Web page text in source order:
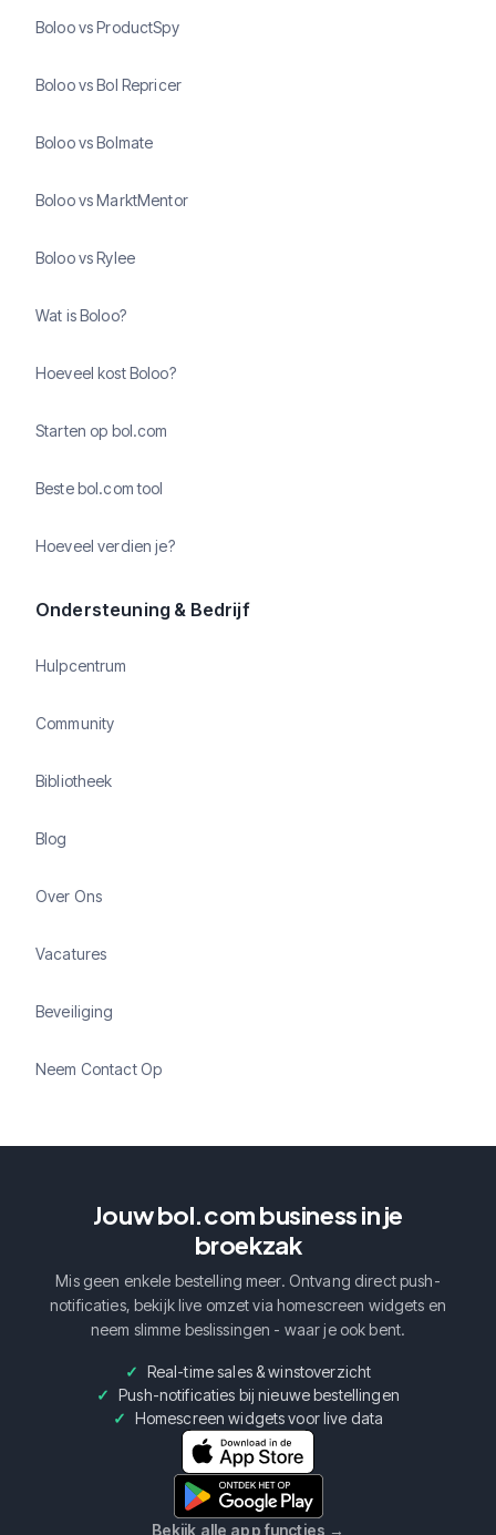
Boloo vs ProductSpy
Boloo vs Bol Repricer
Boloo vs Bolmate
Boloo vs MarktMentor
Boloo vs Rylee
Wat is Boloo?
Hoeveel kost Boloo?
Starten op bol.com
Beste bol.com tool
Hoeveel verdien je?
Ondersteuning & Bedrijf
Hulpcentrum
Community
Bibliotheek
Blog
Over Ons
Vacatures
Beveiliging
Neem Contact Op
Jouw bol.com business in je
broekzak
Mis geen enkele bestelling meer. Ontvang direct push-
notificaties, bekijk live omzet via homescreen widgets en
neem slimme beslissingen - waar je ook bent.
Real-time sales & winstoverzicht
Push-notificaties bij nieuwe bestellingen
Homescreen widgets voor live data
Bekijk alle app functies →